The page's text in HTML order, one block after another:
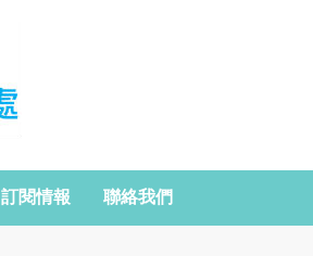
訂閱情報 聯絡我們